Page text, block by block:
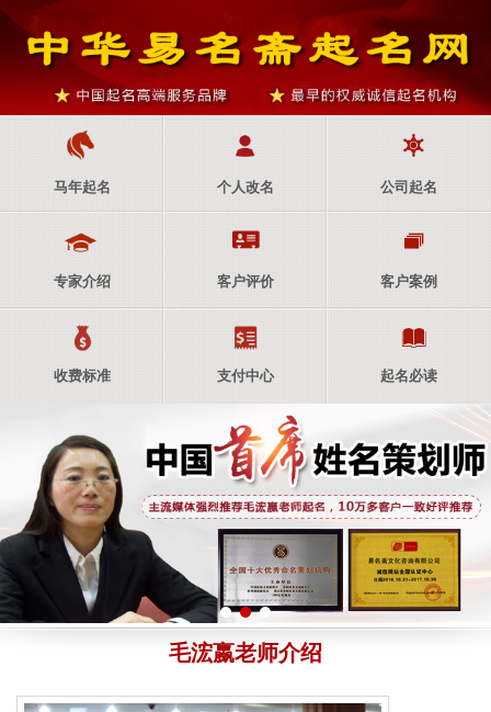
马年起名 个人改名 公司起名
专家介绍 客户评价 客户案例
收费标准 支付中心 起名必读
毛浤嬴老师介绍